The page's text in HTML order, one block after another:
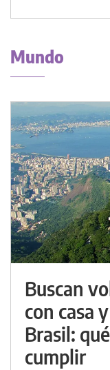
Mundo
Buscan
con casa
Brasil:
cumplir